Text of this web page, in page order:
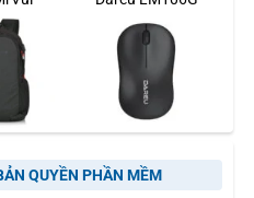
QUYỀN PHẦN MỀM